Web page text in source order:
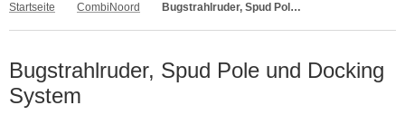
Startseite CombiNoord Bugstrahlruder, Spud Pole und Docking System
Bugstrahlruder, Spud Pole und Docking
System